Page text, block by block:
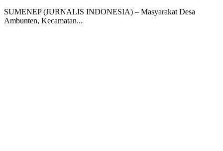
SUMENEP (JURNALIS INDONESIA) – Masyarakat Desa
Ambunten, Kecamatan...